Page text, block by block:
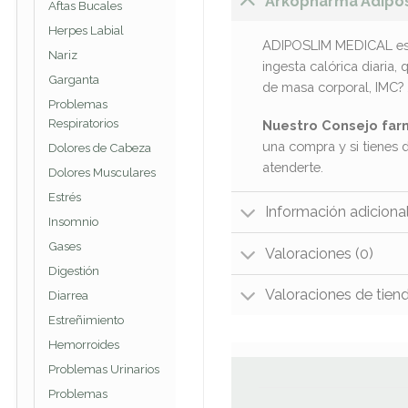
Aftas Bucales
Herpes Labial
Nariz
Garganta
Problemas
Respiratorios
Dolores de Cabeza
Dolores Musculares
Estrés
Insomnio
Gases
Digestión
Diarrea
Estreñimiento
Hemorroides
Problemas Urinarios
Problemas
ADIPOSLIM MEDICAL
ingesta calórica diaria,
de masa corporal, IMC?
Nuestro Consejo
una compra y si tienes
atenderte.
Información
Valoraciones (0)
Valoraciones de